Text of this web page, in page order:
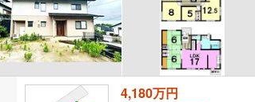
4,180万円
九州・沖縄 福岡
行橋市 (19)
小郡市(14)
大野城市(12)
サービスルーム（
最寄りの駅が始発駅